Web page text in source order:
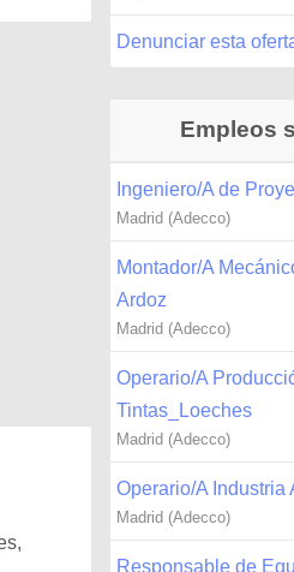
Denunciar esta
Empleos
Ingeniero/A de
Madrid (Adecco)
Montador/A
Ardoz
Madrid (Adecco)
Operario/A
Tintas_Loeches
Madrid (Adecco)
Operario/A Industria
Madrid (Adecco)
Responsable de